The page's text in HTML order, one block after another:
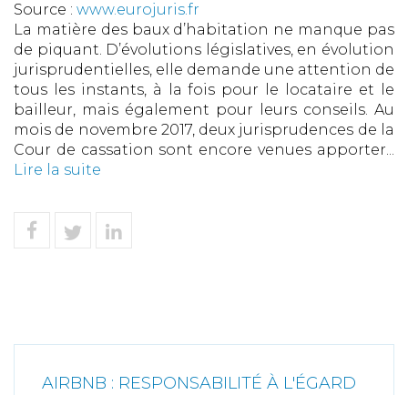
Source : www.eurojuris.fr
La matière des baux d’habitation ne manque pas
de piquant. D’évolutions législatives, en évolution
jurisprudentielles, elle demande une attention de
tous les instants, à la fois pour le locataire et le
bailleur, mais également pour leurs conseils. Au
mois de novembre 2017, deux jurisprudences de la
Cour de cassation sont encore venues apporter...
Lire la suite
AIRBNB : RESPONSABILITÉ À L'ÉGARD